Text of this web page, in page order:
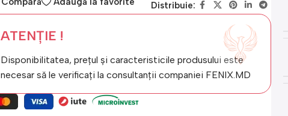
Distribuie:
ATENȚIE !
Disponibilitatea, prețul și caracteristicile produsului este
necesar să le verificați la consultanții companiei FENIX.MD